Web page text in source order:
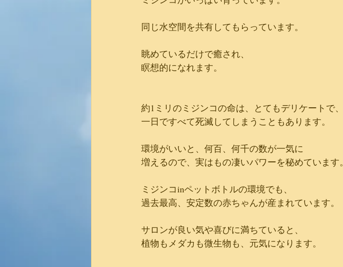
同じ水空間を共有してもらっています。
眺めているだけで癒され、
瞑想的になれます。
約1ミリのミジンコの命は、とてもデリケートで、
一日ですべて死滅してしまうこともあります。
環境がいいと、何百、何千の数が一気に
増えるので、実はもの凄いパワーを秘めています。
ミジンコinペットボトルの環境でも、
過去最高、安定数の赤ちゃんが産まれています。
サロンが良い気や喜びに満ちていると、
植物もメダカも微生物も、元気になります。